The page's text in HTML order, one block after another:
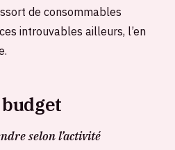
de consommables
introuvables ailleurs, l’en
selon l’activité